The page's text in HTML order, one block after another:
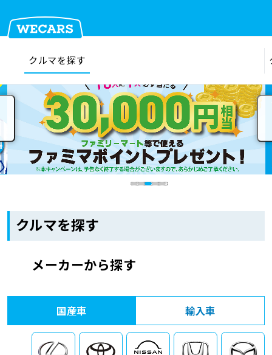
在庫検索
クルマを探す
クルマを売る
車検見積
車検料金・メニュー
お役立ち情報
クルマを探す
クルマを探す
メーカーから探す
国産車 輸入車